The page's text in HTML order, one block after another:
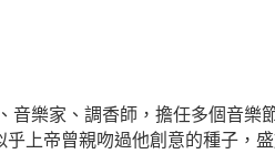
音樂家、調香師，擔任多個音樂
上帝曾親吻過他創意的種子，